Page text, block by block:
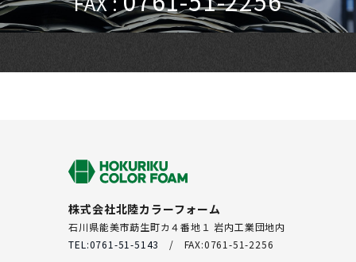
株式会社北陸カラーフォーム
石川県能美市莇生町カ４番地１ 岩内工業団地内
TEL:0761-51-5143
/ FAX:0761-51-2256